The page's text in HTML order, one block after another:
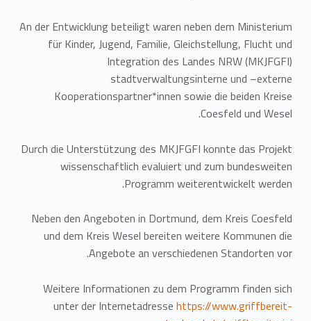
An der Entwicklung beteiligt waren neben dem Ministerium
für Kinder, Jugend, Familie, Gleichstellung, Flucht und
Integration des Landes NRW (MKJFGFI)
stadtverwaltungsinterne und –externe
Kooperationspartner*innen sowie die beiden Kreise
Coesfeld und Wesel.
Durch die Unterstützung des MKJFGFI konnte das Projekt
wissenschaftlich evaluiert und zum bundesweiten
Programm weiterentwickelt werden.
Neben den Angeboten in Dortmund, dem Kreis Coesfeld
und dem Kreis Wesel bereiten weitere Kommunen die
Angebote an verschiedenen Standorten vor.
Weitere Informationen zu dem Programm finden sich
unter der Internetadressehttps://www.griffbereit-